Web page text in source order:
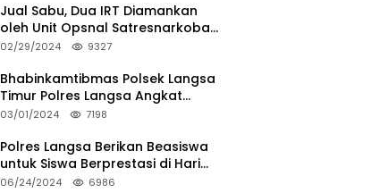
Jual Sabu, Dua IRT Diamankan
oleh Unit Opsnal Satresnarkoba
Polres Langsa
02/29/2024 9327
Bhabinkamtibmas Polsek Langsa
Timur Polres Langsa Angkat
Kerenda Bantu Prosesi
03/01/2024 7198
Polres Langsa Berikan Beasiswa
untuk Siswa Berprestasi di Hari
Bhayangkara ke-78
06/24/2024 6986